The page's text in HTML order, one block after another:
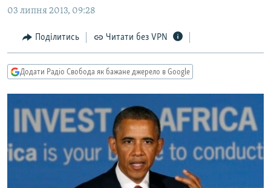
навігації
Перейти
пошуку
ЕКОНОМІКА
СУСПІЛЬСТВО
СПОРТ
СВІТ
РОСІЙСЬКА «ФІЛЬТРАЦІЯ»
ДОНБАС.РЕАЛІЇ
КРИМ.РЕАЛІЇ
ТИ ЯК?
ПРИАЗОВ’Я
КИТАЙ.ВИКЛИКИ
МУЛЬТИМЕДІА
03 липня 2013, 09:28
Поділитись Читати без VPN
Додати Радіо Свобода як бажане джерело в Google